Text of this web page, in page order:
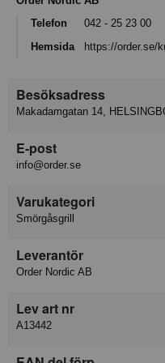
Telefon
042 - 25 23 00
Hemsida
https://order.se/
Besöksadress
Makadamgatan 14,
E-post
info@order.se
Varukategori
Smörgåsgrill
Leverantör
Order Nordic AB
Lev art nr
A13442